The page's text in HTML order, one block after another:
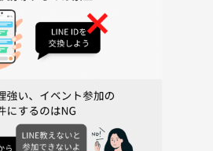
の汚れを防ぎます)
)
と講師Instagramにてお知らせいたしま